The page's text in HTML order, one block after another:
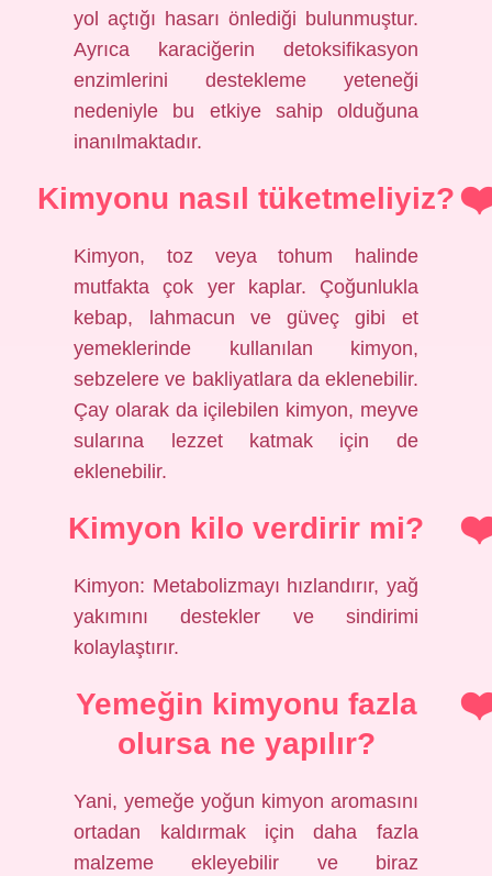
yol açtığı hasarı önlediği bulunmuştur.
Ayrıca karaciğerin detoksifikasyon
enzimlerini destekleme yeteneği
nedeniyle bu etkiye sahip olduğuna
inanılmaktadır.
Kimyonu nasıl tüketmeliyiz?
Kimyon, toz veya tohum halinde
mutfakta çok yer kaplar. Çoğunlukla
kebap, lahmacun ve güveç gibi et
yemeklerinde kullanılan kimyon,
sebzelere ve bakliyatlara da eklenebilir.
Çay olarak da içilebilen kimyon, meyve
sularına lezzet katmak için de
eklenebilir.
Kimyon kilo verdirir mi?
Kimyon: Metabolizmayı hızlandırır, yağ
yakımını destekler ve sindirimi
kolaylaştırır.
Yemeğin kimyonu fazla
olursa ne yapılır?
Yani, yemeğe yoğun kimyon aromasını
ortadan kaldırmak için daha fazla
malzeme ekleyebilir ve biraz